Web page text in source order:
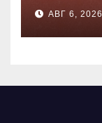
АВГ 6, 2026